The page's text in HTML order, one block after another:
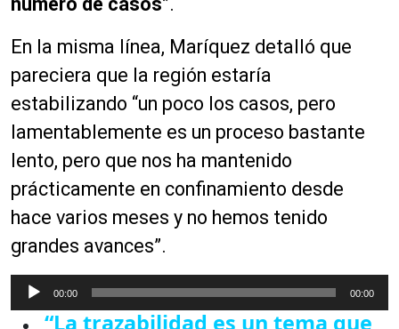
En la misma línea, Maríquez detalló que
pareciera que la región estaría
estabilizando “un poco los casos, pero
lamentablemente es un proceso bastante
lento, pero que nos ha mantenido
prácticamente en confinamiento desde
hace varios meses y no hemos tenido
grandes avances”.
e
00:00 00:00
“La trazabilidad es un tema que